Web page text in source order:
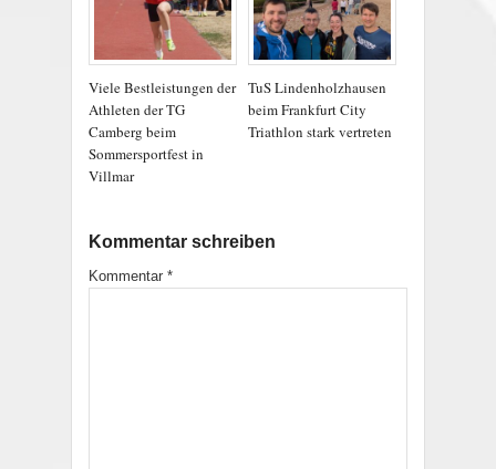
Viele Bestleistungen der
Athleten der TG
Camberg beim
Sommersportfest in
Villmar
TuS Lindenholzhausen
beim Frankfurt City
Triathlon stark vertreten
Kommentar schreiben
Kommentar *